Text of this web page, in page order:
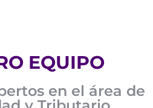
EQUIPO
en el área de